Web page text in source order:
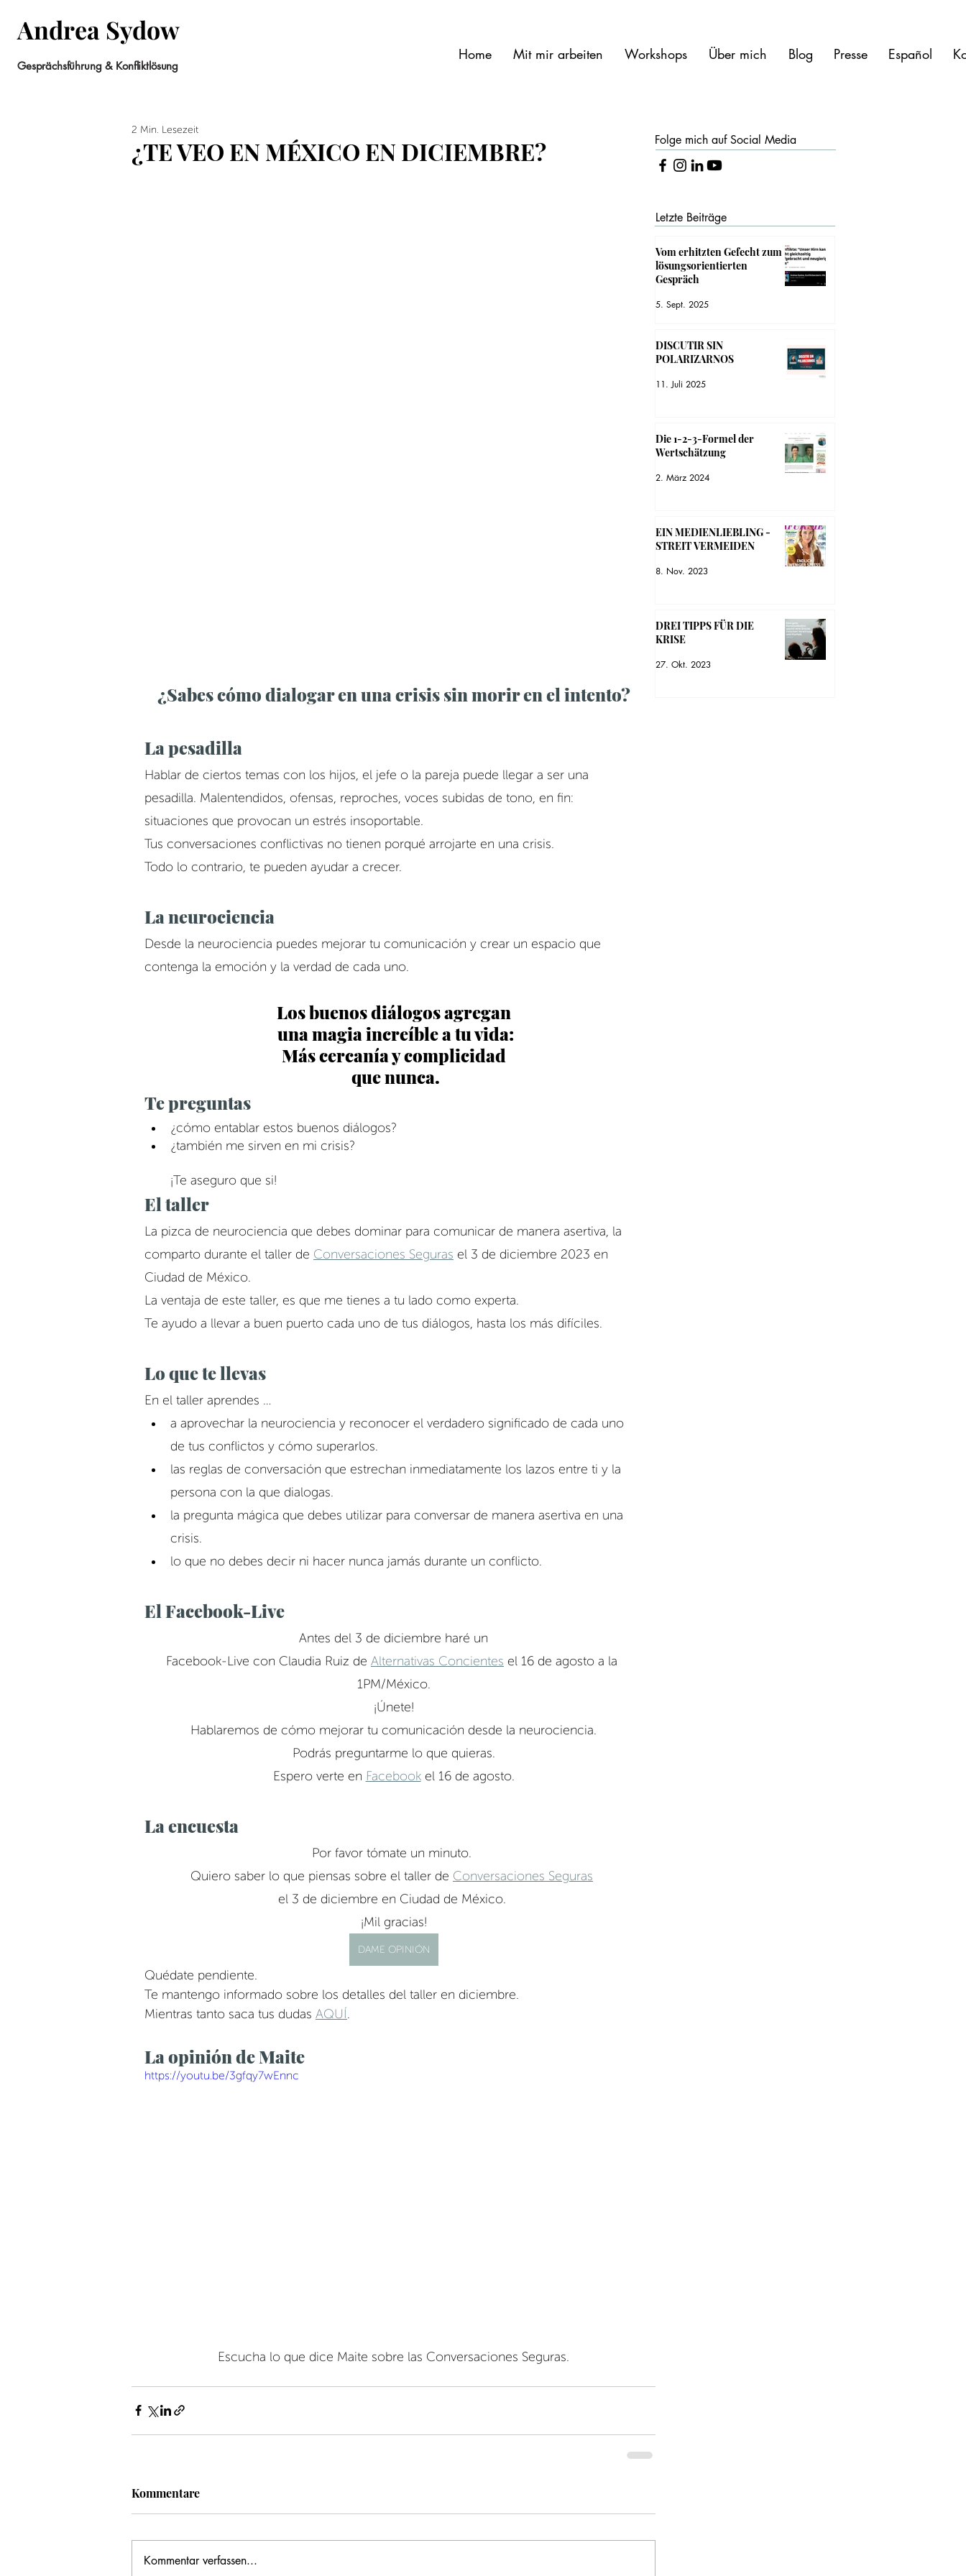
Andrea Sydow
Gesprächsführung & Konfliktlösung
Home Mit mir arbeiten Workshops Über mich Blog Presse Español
¿TE VEO EN MÉXICO EN DICIEMBRE?
2 Min. Lesezeit
¿Sabes cómo dialogar en una crisis sin morir en el intento?
La pesadilla
Hablar de ciertos temas con los hijos, el jefe o la pareja puede llegar a ser una
pesadilla. Malentendidos, ofensas, reproches, voces subidas de tono, en fin:
situaciones que provocan un estrés insoportable.
Tus conversaciones conflictivas no tienen porqué arrojarte en una crisis.
Todo lo contrario, te pueden ayudar a crecer.
La neurociencia
Desde la neurociencia puedes mejorar tu comunicación y crear un espacio que
contenga la emoción y la verdad de cada uno.
Los buenos diálogos agregan
una magia increíble a tu vida:
Más cercanía y complicidad
que nunca.
Te preguntas
¿cómo entablar estos buenos diálogos?
¿también me sirven en mi crisis?
¡Te aseguro que si!
El taller
La pizca de neurociencia que debes dominar para comunicar de manera asertiva, la
comparto durante el taller de Conversaciones Seguras el 3 de diciembre 2023 en
Ciudad de México.
La ventaja de este taller, es que me tienes a tu lado como experta.
Te ayudo a llevar a buen puerto cada uno de tus diálogos, hasta los más difíciles.
Lo que te llevas
En el taller aprendes …
a aprovechar la neurociencia y reconocer el verdadero significado de cada uno
de tus conflictos y cómo superarlos.
las reglas de conversación que estrechan inmediatamente los lazos entre ti y la
persona con la que dialogas.
la pregunta mágica que debes utilizar para conversar de manera asertiva en una
crisis.
lo que no debes decir ni hacer nunca jamás durante un conflicto.
El Facebook-Live
Antes del 3 de diciembre haré un
Facebook-Live con Claudia Ruiz de Alternativas Concientes el 16 de agosto a la
1PM/México.
¡Únete!
Hablaremos de cómo mejorar tu comunicación desde la neurociencia.
Podrás preguntarme lo que quieras.
Espero verte en Facebook el 16 de agosto.
La encuesta
Por favor tómate un minuto.
Quiero saber lo que piensas sobre el taller de Conversaciones Seguras
el 3 de diciembre en Ciudad de México.
¡Mil gracias!
DAME OPINIÓN
Quédate pendiente.
Te mantengo informado sobre los detalles del taller en diciembre.
Mientras tanto saca tus dudas AQUÍ.
La opinión de Maite
https://youtu.be/3gfqy7wEnnc
Escucha lo que dice Maite sobre las Conversaciones Seguras.
Kommentare
Kommentar verfassen...
Folge mich auf Social Media
Letzte Beiträge
Vom erhitzten Gefecht zum
lösungsorientierten
Gespräch
5. Sept. 2025
DISCUTIR SIN
POLARIZARNOS
11. Juli 2025
Die 1-2-3-Formel der
Wertschätzung
2. März 2024
EIN MEDIENLIEBLING -
STREIT VERMEIDEN
8. Nov. 2023
DREI TIPPS FÜR DIE
KRISE
27. Okt. 2023